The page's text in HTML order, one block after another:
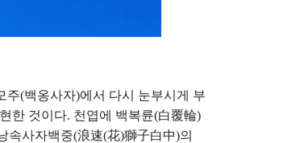
(백옹사자)에서 다시 눈부시게 부
한 것이다. 천엽에 백복륜(白覆輪)
속사자백중(浪速(花)獅子白中)의